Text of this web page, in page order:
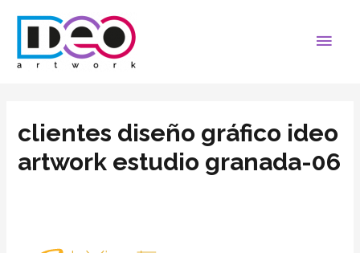
clientes diseño gráfico ideo
artwork estudio granada-06